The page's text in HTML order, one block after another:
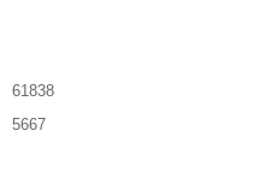
61838
5667